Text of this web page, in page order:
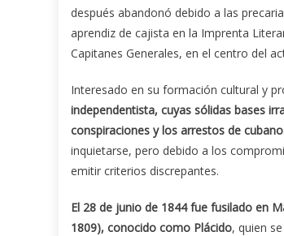
después abandonó debido a las
aprendiz de cajista en la Imprenta
Capitanes Generales, en el centro del
Interesado en su formación cultural y
independentista, cuyas sólidas bases
conspiraciones y los arrestos de
inquietarse, pero debido a los
emitir criterios discrepantes.
El 28 de junio de 1844 fue fusilado en
1809), conocido como Plácido, quien